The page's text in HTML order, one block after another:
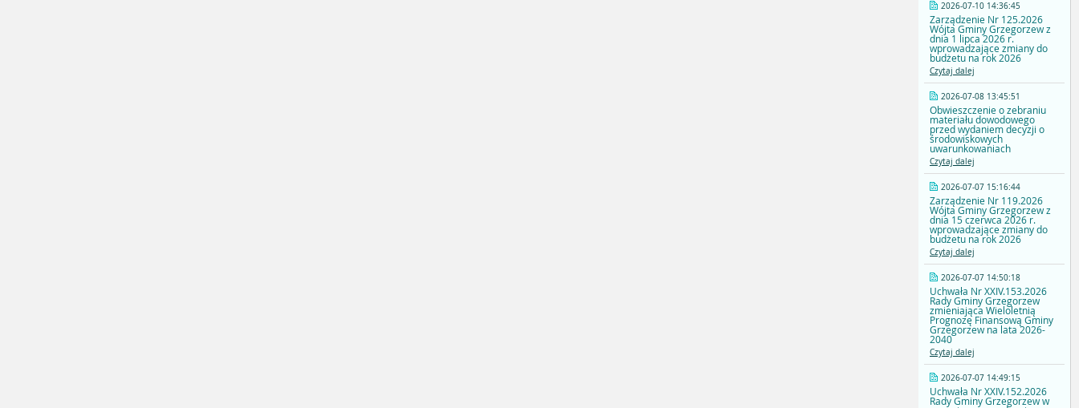
2026-07-10 14:36:45
Zarządzenie Nr 125.2026
Wójta Gminy Grzegorzew z
dnia 1 lipca 2026 r.
wprowadzające zmiany do
budżetu na rok 2026
Czytaj dalej
2026-07-08 13:45:51
Obwieszczenie o zebraniu
materiału dowodowego
przed wydaniem decyzji o
środowiskowych
uwarunkowaniach
Czytaj dalej
2026-07-07 15:16:44
Zarządzenie Nr 119.2026
Wójta Gminy Grzegorzew z
dnia 15 czerwca 2026 r.
wprowadzające zmiany do
budżetu na rok 2026
Czytaj dalej
2026-07-07 14:50:18
Uchwała Nr XXIV.153.2026
Rady Gminy Grzegorzew
zmieniająca Wieloletnią
Prognozę Finansową Gminy
Grzegorzew na lata 2026-
2040
Czytaj dalej
2026-07-07 14:49:15
Uchwała Nr XXIV.152.2026
Rady Gminy Grzegorzew w